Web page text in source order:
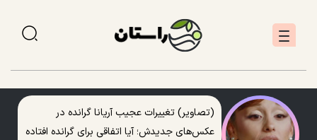
(تصاویر) تغییرات عجیب آریانا گرانده در
عکس‌های جدیدش؛ آیا اتفاقی برای گرانده افتاده